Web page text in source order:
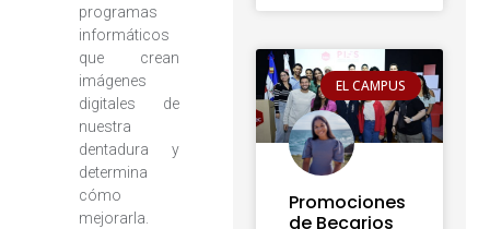
programas
informáticos
que crean
imágenes
digitales de
nuestra
dentadura y
determina
cómo
mejorarla.
EL CAMPUS
Promociones
de Becarios